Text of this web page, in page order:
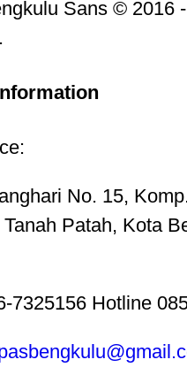
Sans © 2016
No. 15,
Patah, Kota
7325156 Hotline